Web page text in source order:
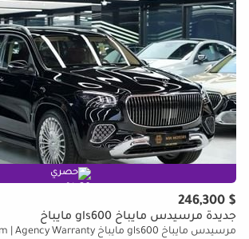
حصري
$ 246,300
جديدة مرسيدس مايباخ gls600 مايباخ
مرسيدس مايباخ gls600 مايباخ GLS 600 | GCC 0km | Agency Warranty